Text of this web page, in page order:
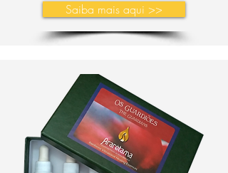
Saiba mais aqui >>